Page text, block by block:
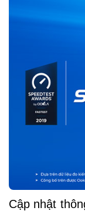
Cập nhật thông tin các gói cước internet VNPT